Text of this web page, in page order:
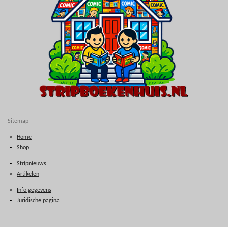
Sitemap
Home
Shop
Stripnieuws
Artikelen
Info gegevens
Juridische pagina